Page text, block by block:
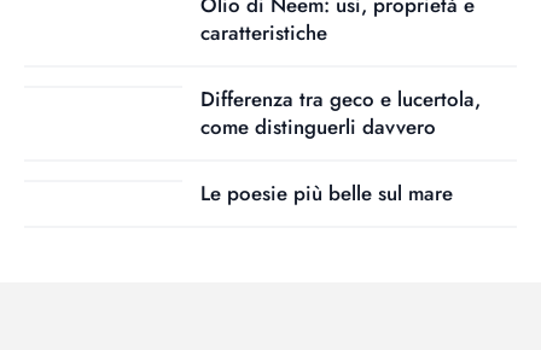
caratteristiche
Differenza tra geco e lucertola,
come distinguerli davvero
Le poesie più belle sul mare